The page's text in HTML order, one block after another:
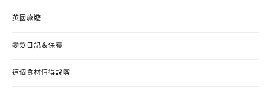
英國旅遊
變髮日記＆保養
這個食材值得說嘴